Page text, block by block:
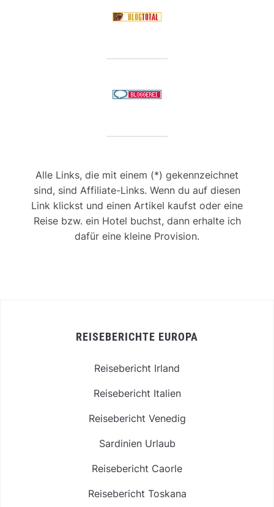
Alle Links, die mit einem (*) gekennzeichnet
sind, sind Affiliate-Links. Wenn du auf diesen
Link klickst und einen Artikel kaufst oder eine
Reise bzw. ein Hotel buchst, dann erhalte ich
dafür eine kleine Provision.
REISEBERICHTE EUROPA
Reisebericht Irland
Reisebericht Italien
Reisebericht Venedig
Sardinien Urlaub
Reisebericht Caorle
Reisebericht Toskana